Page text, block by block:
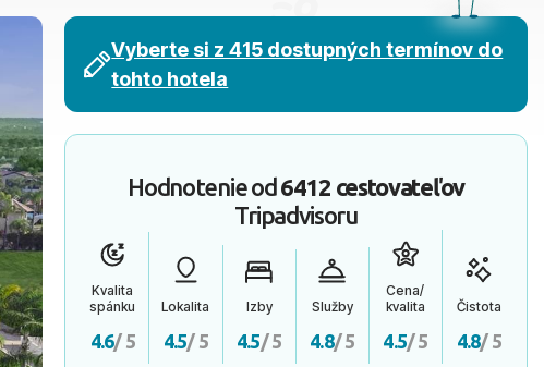
Vyberte si z 415 dostupných termínov do
tohto hotela
Hodnotenie od6412 cestovateľov
Tripadvisoru
Kvalita
spánku
4.6/ 5
Lokalita
4.5/ 5
Izby
4.5/ 5
Služby
4.8/ 5
Cena/
kvalita
4.5/ 5
Čistota
4.8/ 5